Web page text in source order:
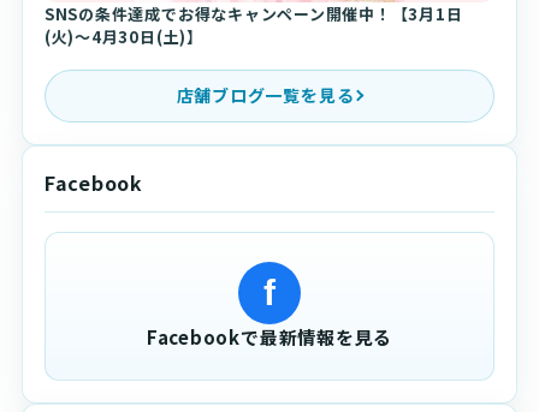
SNSの条件達成でお得なキャンペーン開催中！【3月1日
(火)〜4月30日(土)】
店舗ブログ一覧を見る
Facebook
f
Facebookで最新情報を見る